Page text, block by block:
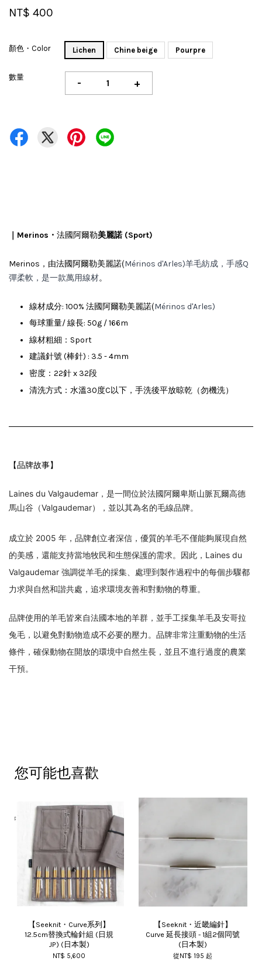
NT$ 400
顏色・Color Lichen Chine beige Pourpre
數量 - +
｜Merinos・ 法國阿爾勒美麗諾 (Sport)
Merinos，由法國阿爾勒美麗諾(Mérinos d'Arles)羊毛紡成，手感Q
彈柔軟，是一款萬用線材。
線材成分: 100% 法國阿爾勒美麗諾(Mérinos d'Arles)
每球重量/ 線長: 50g / 166m
線材粗細：Sport
建議針號 (棒針) : 3.5 - 4mm
密度：22針 x 32段
清洗方式：水溫30度C以下，手洗後平放晾乾（勿機洗）
【品牌故事】
Laines du Valgaudemar，是一間位於法國阿爾卑斯山脈瓦爾高德
馬山谷（Valgaudemar），並以其為名的毛線品牌。
成立於 2005 年，品牌創立者深信，優質的羊毛不僅能夠展現自然
的美感，還能支持當地牧民和生態保護的需求。因此，Laines du
Valgaudemar 強調從羊毛的採集、處理到製作過程中的每個步驟都
力求與自然和諧共處，追求環境友善和對動物的尊重。
品牌使用的羊毛皆來自法國本地的羊群，並手工採集羊毛及安哥拉
兔毛，以避免對動物造成不必要的壓力。品牌非常注重動物的生活
條件，確保動物在開放的環境中自然生長，並且不進行過度的農業
干預。
您可能也喜歡
【Seeknit・Curve系列】
12.5cm替換式輪針組 (日規
JP) (日本製)
NT$ 5,600
【Seeknit・近畿編針】
Curve 延長接頭 - 1組2個同號
(日本製)
從NT$ 195起